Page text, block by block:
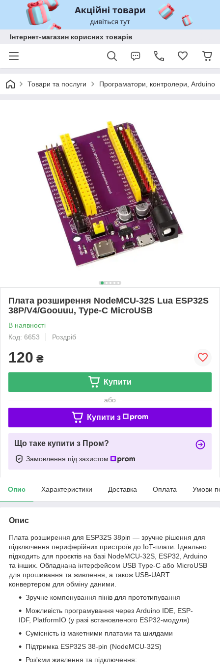
Інтернет-магазин корисних товарів
Товари та послуги Програматори, контролери, Arduino
Плата розширення NodeMCU-32S Lua ESP32S
38P/V4/Goouuu, Type-C MicroUSB
В наявності
Код: 6653
Роздріб
120 ₴
Купити
або
Купити з
Що таке купити з Пром?
Замовлення під захистом
Опис Характеристики Доставка Оплата Умови
Опис
Плата розширення для ESP32S 38pin — зручне рішення для
підключення периферійних пристроїв до IoT-плати. Ідеально
підходить для проєктів на базі NodeMCU-32S, ESP32, Arduino
та інших. Обладнана інтерфейсом USB Type-C або MicroUSB
для прошивання та живлення, а також USB-UART
конвертером для обміну даними.
Зручне компонування пінів для прототипування
Можливість програмування через Arduino IDE, ESP-
IDF, PlatformIO (у разі встановленого ESP32-модуля)
Сумісність із макетними платами та шилдами
Підтримка ESP32S 38-pin (NodeMCU-32S)
Роз'єми живлення та підключення: